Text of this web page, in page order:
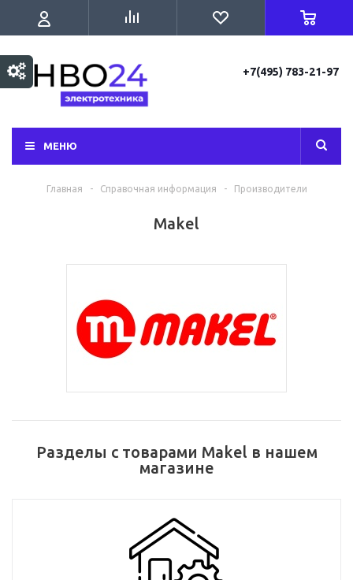
+7(495) 783-21-97
МЕНЮ
Главная - Справочная информация - Производители
Makel
Разделы с товарами Makel в нашем
магазине